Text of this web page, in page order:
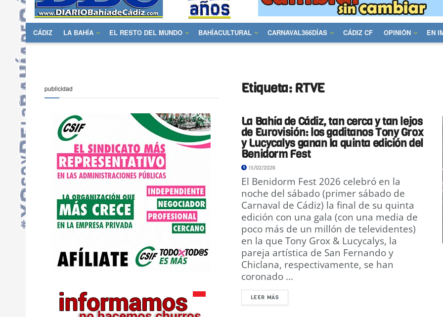
CÁDIZ LA BAHÍA EL RESTO DEL MUNDO BAHÍACULTURAL CARNAVAL366DÍAS CÁDIZ CF OPINIÓN EN
Etiqueta: RTVE
La Bahía de Cádiz, tan cerca y tan lejos
de Eurovisión: los gaditanos Tony Grox
y Lucycalys ganan la quinta edición del
Benidorm Fest
15/02/2026
El Benidorm Fest 2026 celebró en la
noche del sábado (primer sábado de
Carnaval de Cádiz) la final de su quinta
edición con una gala (con una media de
poco más de un millón de televidentes)
en la que Tony Grox & Lucycalys, la
pareja artística de San Fernando y
Chiclana, respectivamente, se han
coronado ...
LEER MÁS
publicidad